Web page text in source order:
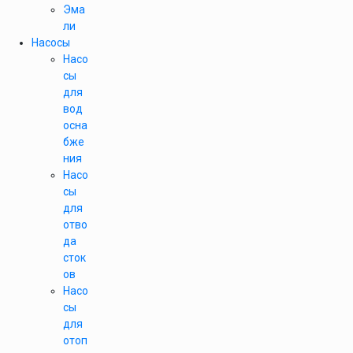
Эма
ли
Насосы
Насо
сы
для
вод
осна
бже
ния
Насо
сы
для
отво
да
сток
ов
Насо
сы
для
отоп